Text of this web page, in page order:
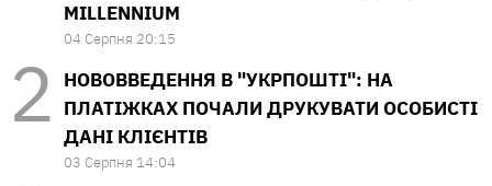
MILLENNIUM
04 Серпня 20:15
НОВОВВЕДЕННЯ В "УКРПОШТІ": НА
ПЛАТІЖКАХ ПОЧАЛИ ДРУКУВАТИ ОСОБИСТІ
ДАНІ КЛІЄНТІВ
03 Серпня 14:04